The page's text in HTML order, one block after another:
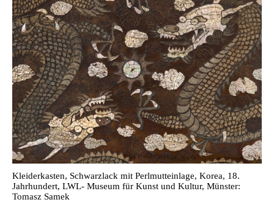
Kleiderkasten, Schwarzlack mit Perlmutteinlage, Korea, 18.
Jahrhundert, LWL- Museum für Kunst und Kultur, Münster:
Tomasz Samek